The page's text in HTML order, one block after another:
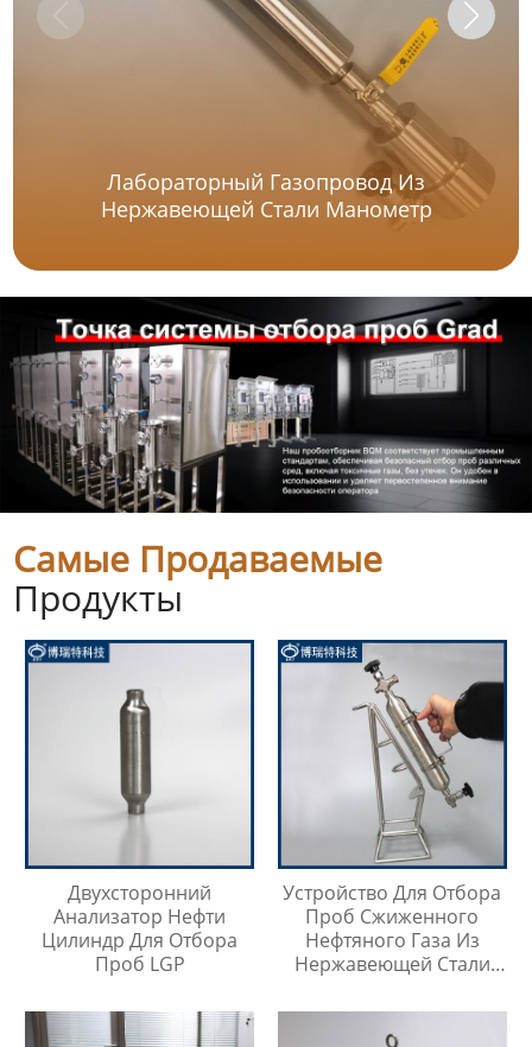
Лабораторный Газопровод Из
Нержавеющей Стали Манометр
Самые Продаваемые
Продукты
Двухсторонний
Анализатор Нефти
Цилиндр Для Отбора
Проб LGP
Устройство Для Отбора
Проб Сжиженного
Нефтяного Газа Из
Нержавеющей Стали